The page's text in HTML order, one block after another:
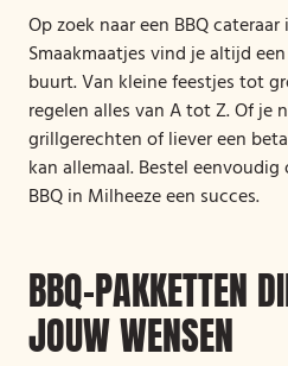
Op zoek naar een BBQ
Smaakmaatjes vind je altijd
buurt. Van kleine feestjes tot
regelen alles van A tot Z. Of je
grillgerechten of liever een
kan allemaal. Bestel
BBQ in Milheeze een succes.
BBQ-PAKKETTEN
JOUW WENSEN